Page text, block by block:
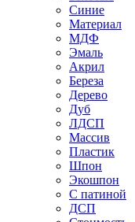
Синие
Материал
МДФ
Эмаль
Акрил
Береза
Дерево
Дуб
ЛДСП
Массив
Пластик
Шпон
Экошпон
С патиной
ДСП